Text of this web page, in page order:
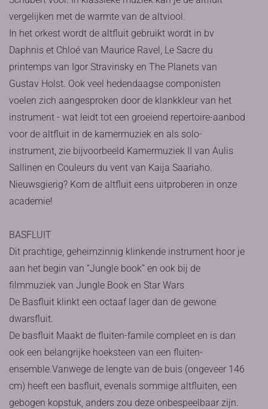
vergelijken met de warmte van de altviool.
In het orkest wordt de altfluit gebruikt wordt in bv
Daphnis et Chloé van Maurice Ravel, Le Sacre du
printemps van Igor Stravinsky en The Planets van
Gustav Holst. Ook veel hedendaagse componisten
voelen zich aangesproken door de klankkleur van het
instrument - wat leidt tot een groeiend repertoire-aanbod
voor de altfluit in de kamermuziek en als solo-
instrument, zie bijvoorbeeld Kamermuziek II van Aulis
Sallinen en Couleurs du vent van Kaija Saariaho.
Nieuwsgierig? Kom de altfluit eens uitproberen in onze
academie!
BASFLUIT
Dit prachtige, geheimzinnig klinkende instrument hoor je
aan het begin van “Jungle book” en ook bij de
filmmuziek van Jungle Book en Star Wars
De Basfluit klinkt een octaaf lager dan de gewone
dwarsfluit.
De basfluit Maakt de fluiten-famile compleet en is dan
ook een belangrijke hoeksteen van een fluiten-
ensemble.Vanwege de lengte van de buis (ongeveer 146
cm) heeft een basfluit, evenals sommige altfluiten, een
gebogen kopstuk, anders zou deze onbespeelbaar zijn.